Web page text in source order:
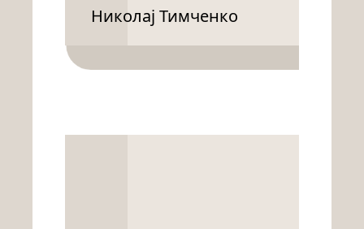
Николај Тимченко